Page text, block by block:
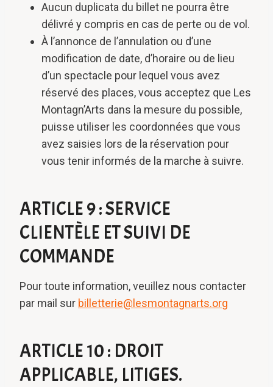
Aucun duplicata du billet ne pourra être
délivré y compris en cas de perte ou de vol.
À l’annonce de l’annulation ou d’une
modification de date, d’horaire ou de lieu
d’un spectacle pour lequel vous avez
réservé des places, vous acceptez que Les
Montagn’Arts dans la mesure du possible,
puisse utiliser les coordonnées que vous
avez saisies lors de la réservation pour
vous tenir informés de la marche à suivre.
ARTICLE 9 : SERVICE
CLIENTÈLE ET SUIVI DE
COMMANDE
Pour toute information, veuillez nous contacter
par mail sur billetterie@lesmontagnarts.org
ARTICLE 10 : DROIT
APPLICABLE, LITIGES.